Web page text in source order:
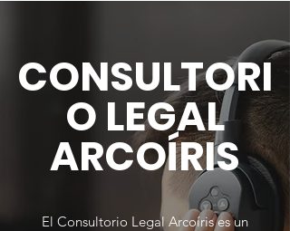
CONSULTORI
O LEGAL
ARCOÍRIS
El Consultorio Legal Arcoíris es un